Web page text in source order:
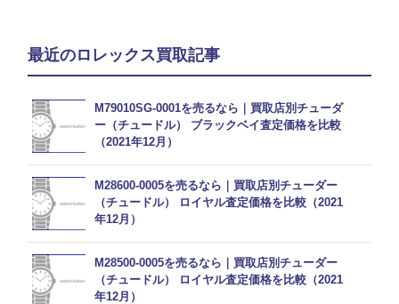
最近のロレックス買取記事
M79010SG-0001を売るなら｜買取店別チューダ
ー（チュードル） ブラックベイ査定価格を比較
（2021年12月）
M28600-0005を売るなら｜買取店別チューダー
（チュードル） ロイヤル査定価格を比較（2021
年12月）
M28500-0005を売るなら｜買取店別チューダー
（チュードル） ロイヤル査定価格を比較（2021
年12月）